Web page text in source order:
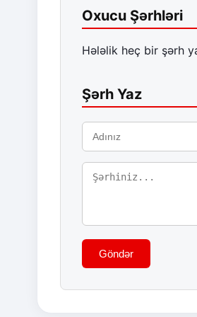
Oxucu Şərhləri
Hələlik heç bir şərh
Şərh Yaz
Göndər